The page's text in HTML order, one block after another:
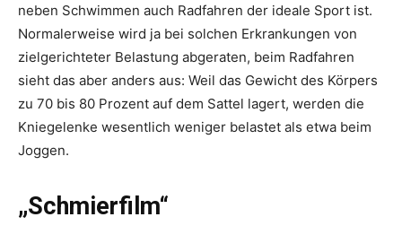
neben Schwimmen auch Radfahren der ideale Sport ist.
Normalerweise wird ja bei solchen Erkrankungen von
zielgerichteter Belastung abgeraten, beim Radfahren
sieht das aber anders aus: Weil das Gewicht des Körpers
zu 70 bis 80 Prozent auf dem Sattel ­lagert, werden die
Kniegelenke wesentlich weniger belastet als etwa beim
Joggen.
„Schmierfilm“